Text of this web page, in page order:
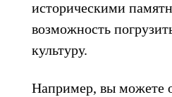
историческими
возможность
культуру.
Например, вы можете